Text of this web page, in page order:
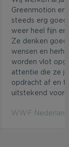
Greenmotion en
steeds erg
weer heel fijn en
Ze denken
wensen en
worden vlot
attentie die ze
opdracht af en
uitstekend voor
WWF